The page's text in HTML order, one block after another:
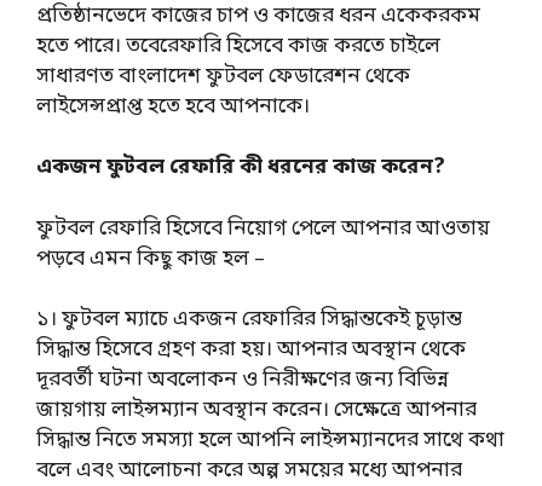
প্রতিষ্ঠানভেদে কাজের চাপ ও কাজের ধরন একেকরকম
হতে পারে। তবেরেফারি হিসেবে কাজ করতে চাইলে
সাধারণত বাংলাদেশ ফুটবল ফেডারেশন থেকে
লাইসেন্সপ্রাপ্ত হতে হবে আপনাকে।
একজন ফুটবল রেফারি কী ধরনের কাজ করেন?
ফুটবল রেফারি হিসেবে নিয়োগ পেলে আপনার আওতায়
পড়বে এমন কিছু কাজ হল –
১। ফুটবল ম্যাচে একজন রেফারির সিদ্ধান্তকেই চূড়ান্ত
সিদ্ধান্ত হিসেবে গ্রহণ করা হয়। আপনার অবস্থান থেকে
দূরবর্তী ঘটনা অবলোকন ও নিরীক্ষণের জন্য বিভিন্ন
জায়গায় লাইন্সম্যান অবস্থান করেন। সেক্ষেত্রে আপনার
সিদ্ধান্ত নিতে সমস্যা হলে আপনি লাইন্সম্যানদের সাথে কথা
বলে এবং আলোচনা করে অল্প সময়ের মধ্যে আপনার